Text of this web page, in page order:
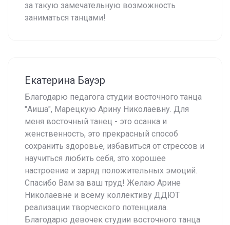
за такую замечательную возможность
заниматься танцами!
Екатерина Бауэр
Благодарю педагога студии восточного танца
"Аиша", Марецкую Арину Николаевну. Для
меня восточный танец - это осанка и
женственность, это прекрасный способ
сохранить здоровье, избавиться от стрессов и
научиться любить себя, это хорошее
настроение и заряд положительных эмоций.
Спасибо Вам за ваш труд! Желаю Арине
Николаевне и всему коллективу ДДЮТ
реализации творческого потенциала.
Благодарю девочек студии восточного танца